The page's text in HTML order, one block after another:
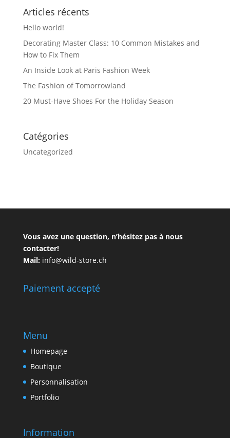
Articles récents
Hello world!
Decorating Master Class: 10 Common Mistakes and
How to Fix Them
An Inside Look at Paris Fashion Week
The Fashion of Tomorrowland
20 Must-Have Shoes For the Holiday Season
Catégories
Uncategorized
Vous avez une question, n’hésitez pas à nous
contacter!
Mail:info@wild-store.ch
Paiement accepté
Menu
Homepage
Boutique
Personnalisation
Portfolio
Information